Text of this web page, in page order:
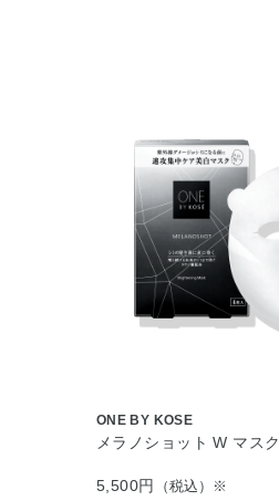
ONE BY KOSE
メラノショット W マスク
5,500円 （税込）※